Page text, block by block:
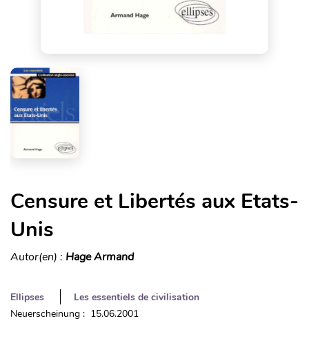
Censure et Libertés aux Etats-
Unis
Autor(en) : Hage Armand
Ellipses
Les essentiels de civilisation
Neuerscheinung : 15.06.2001